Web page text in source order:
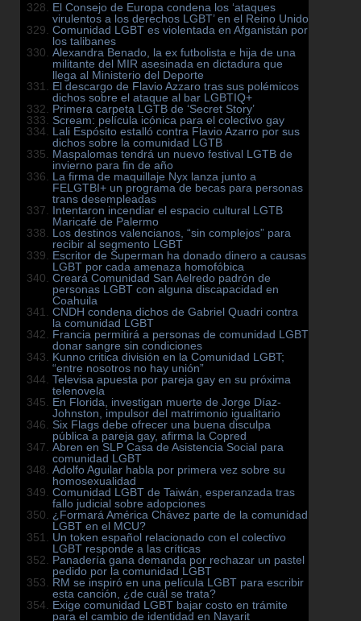
El Consejo de Europa condena los ‘ataques
virulentos a los derechos LGBT’ en el Reino Unido
Comunidad LGBT es violentada en Afganistán por
los talibanes
Alexandra Benado, la ex futbolista e hija de una
militante del MIR asesinada en dictadura que
llega al Ministerio del Deporte
El descargo de Flavio Azzaro tras sus polémicos
dichos sobre el ataque al bar LGBTIQ+
Primera carpeta LGTB de ‘Secret Story’
Scream: película icónica para el colectivo gay
Lali Espósito estalló contra Flavio Azarro por sus
dichos sobre la comunidad LGTB
Maspalomas tendrá un nuevo festival LGTB de
invierno para fin de año
La firma de maquillaje Nyx lanza junto a
FELGTBI+ un programa de becas para personas
trans desempleadas
Intentaron incendiar el espacio cultural LGTB
Maricafé de Palermo
Los destinos valencianos, “sin complejos” para
recibir al segmento LGBT
Escritor de Superman ha donado dinero a causas
LGBT por cada amenaza homofóbica
Creará Comunidad San Aelredo padrón de
personas LGBT con alguna discapacidad en
Coahuila
CNDH condena dichos de Gabriel Quadri contra
la comunidad LGBT
Francia permitirá a personas de comunidad LGBT
donar sangre sin condiciones
Kunno critica división en la Comunidad LGBT;
“entre nosotros no hay unión”
Televisa apuesta por pareja gay en su próxima
telenovela
En Florida, investigan muerte de Jorge Díaz-
Johnston, impulsor del matrimonio igualitario
Six Flags debe ofrecer una buena disculpa
pública a pareja gay, afirma la Copred
Abren en SLP Casa de Asistencia Social para
comunidad LGBT
Adolfo Aguilar habla por primera vez sobre su
homosexualidad
Comunidad LGBT de Taiwán, esperanzada tras
fallo judicial sobre adopciones
¿Formará América Chávez parte de la comunidad
LGBT en el MCU?
Un token español relacionado con el colectivo
LGBT responde a las críticas
Panadería gana demanda por rechazar un pastel
pedido por la comunidad LGBT
RM se inspiró en una película LGBT para escribir
esta canción, ¿de cuál se trata?
Exige comunidad LGBT bajar costo en trámite
para el cambio de identidad en Nayarit